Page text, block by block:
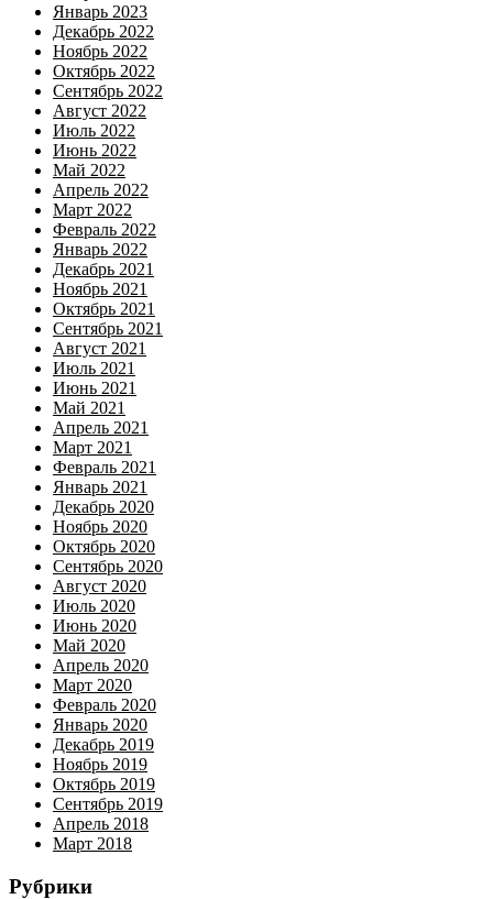
Январь 2023
Декабрь 2022
Ноябрь 2022
Октябрь 2022
Сентябрь 2022
Август 2022
Июль 2022
Июнь 2022
Май 2022
Апрель 2022
Март 2022
Февраль 2022
Январь 2022
Декабрь 2021
Ноябрь 2021
Октябрь 2021
Сентябрь 2021
Август 2021
Июль 2021
Июнь 2021
Май 2021
Апрель 2021
Март 2021
Февраль 2021
Январь 2021
Декабрь 2020
Ноябрь 2020
Октябрь 2020
Сентябрь 2020
Август 2020
Июль 2020
Июнь 2020
Май 2020
Апрель 2020
Март 2020
Февраль 2020
Январь 2020
Декабрь 2019
Ноябрь 2019
Октябрь 2019
Сентябрь 2019
Апрель 2018
Март 2018
Рубрики